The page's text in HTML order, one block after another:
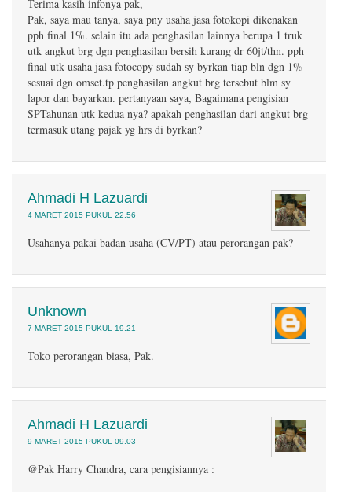
Terima kasih infonya pak,
Pak, saya mau tanya, saya pny usaha jasa fotokopi dikenakan
pph final 1%. selain itu ada penghasilan lainnya berupa 1 truk
utk angkut brg dgn penghasilan bersih kurang dr 60jt/thn. pph
final utk usaha jasa fotocopy sudah sy byrkan tiap bln dgn 1%
sesuai dgn omset.tp penghasilan angkut brg tersebut blm sy
lapor dan bayarkan. pertanyaan saya, Bagaimana pengisian
SPTahunan utk kedua nya? apakah penghasilan dari angkut brg
termasuk utang pajak yg hrs di byrkan?
Ahmadi H Lazuardi
4 MARET 2015 PUKUL 22.56
Usahanya pakai badan usaha (CV/PT) atau perorangan pak?
Unknown
7 MARET 2015 PUKUL 19.21
Toko perorangan biasa, Pak.
Ahmadi H Lazuardi
9 MARET 2015 PUKUL 09.03
@Pak Harry Chandra, cara pengisiannya :